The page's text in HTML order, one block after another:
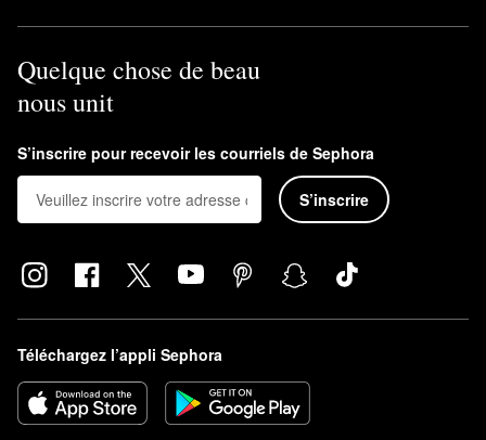
Quelque chose de beau
nous unit
S’inscrire pour recevoir les courriels de Sephora
S’inscrire
Téléchargez l’appli Sephora